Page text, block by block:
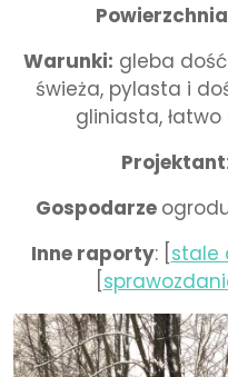
Powierzchnia
Warunki: gleba
świeża, pylasta i
gliniasta,
Projektant:
Gospodarze
Inne raporty: [ stale